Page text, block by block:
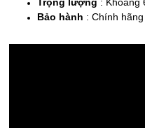
Trọng lượng : Khoảng
Bảo hành : Chính